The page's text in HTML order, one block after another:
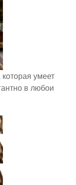
умеет
в любои